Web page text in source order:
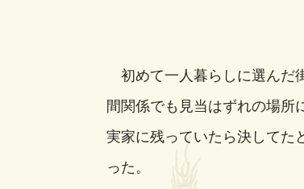
初めて一人暮らしに選んだ
間関係でも見当はずれの場所
実家に残っていたら決してた
った。